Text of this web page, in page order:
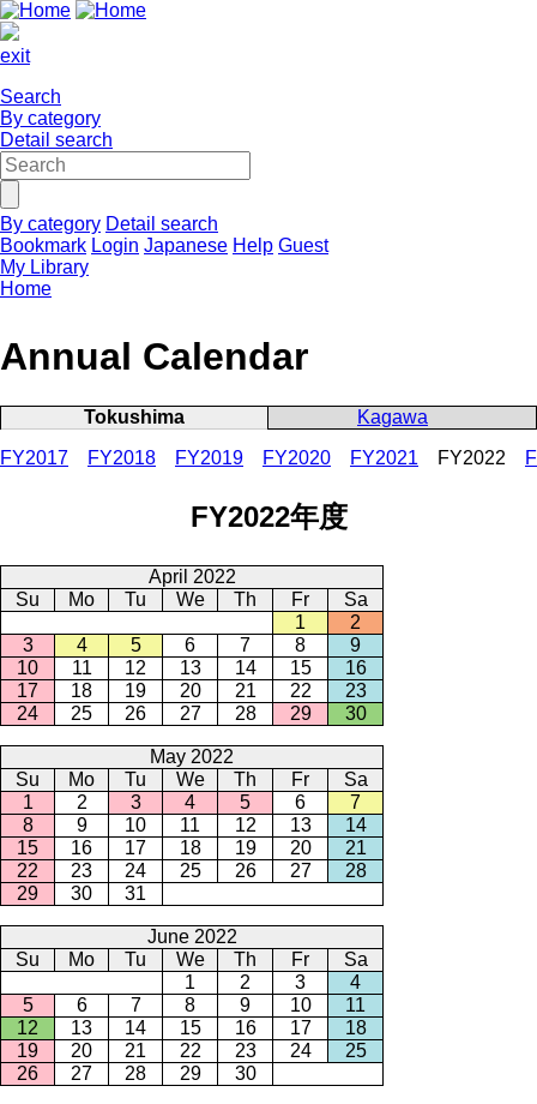
exit
Search
By category
Detail search
By category Detail search
Bookmark Login Japanese Help Guest
My Library
Home
Annual Calendar
Tokushima
Kagawa
FY2017
FY2018 FY2019 FY2020 FY2021 FY2022
FY2022年度
April 2022
Su
Mo Tu We Th Fr
Sa
1
2
3
4 5 6 7 8
9
10
11 12 13 14 15
16
17
18 19 20 21 22
23
24
25 26 27 28 29 30
May 2022
Su
Mo Tu We Th Fr
Sa
1
2 3 4 5 6
7
8
9 10 11 12 13
14
15
16 17 18 19 20
21
22
23 24 25 26 27
28
29
30 31
June 2022
Su
Mo Tu We Th Fr
Sa
1
2 3
4
5
6 7 8 9 10
11
12
13 14 15 16 17
18
19
20 21 22 23 24
25
26
27 28 29 30